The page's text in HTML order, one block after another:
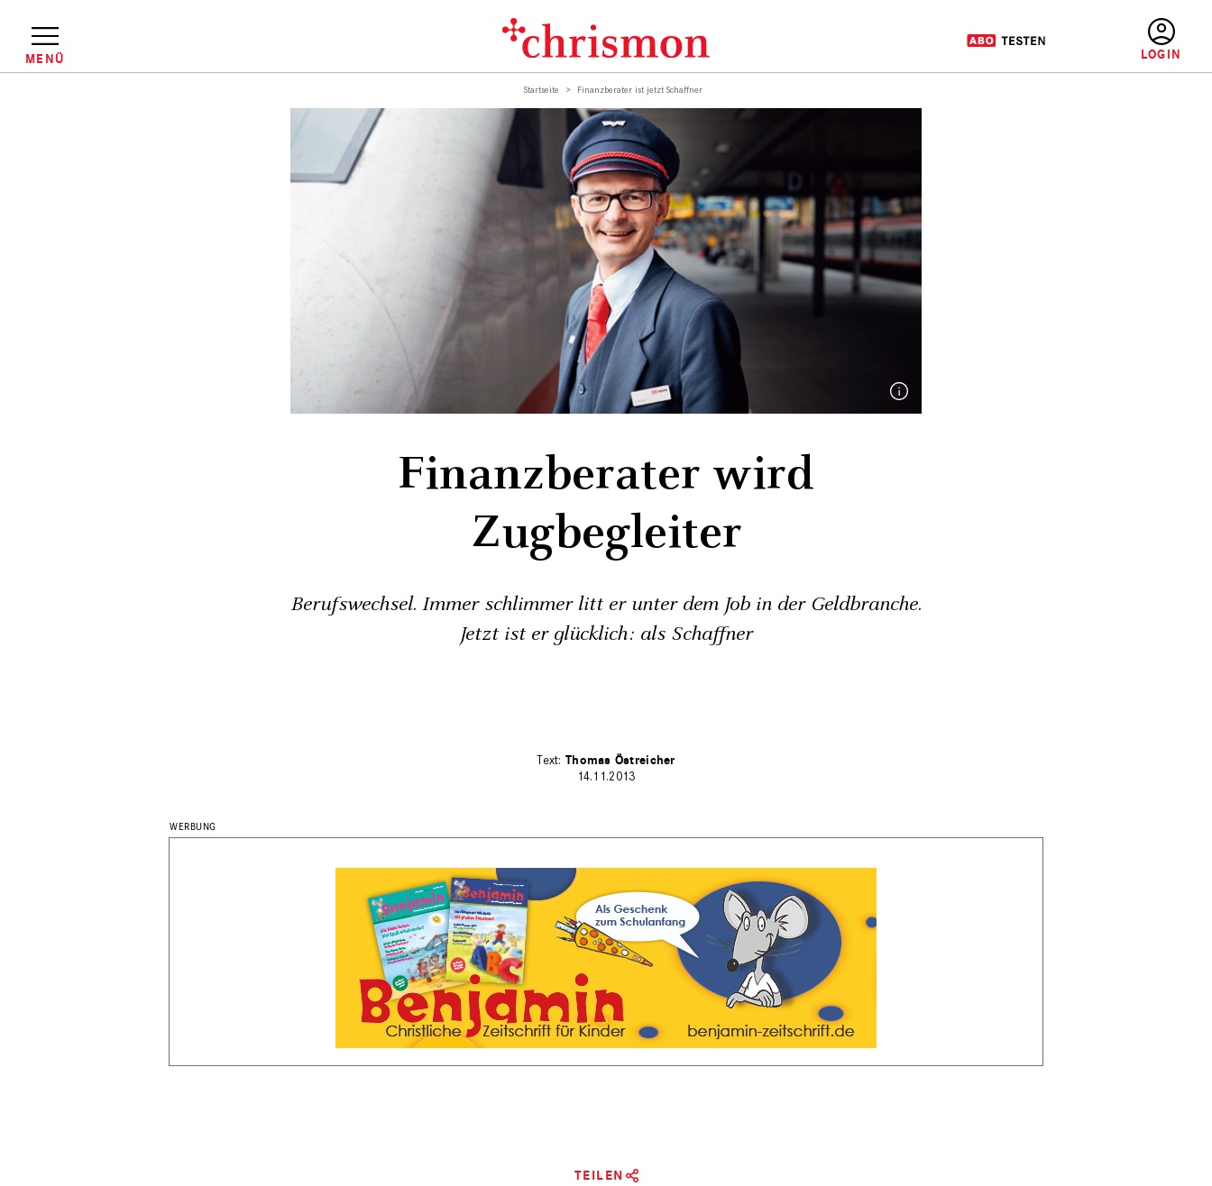
Inhalt
MENÜ
Startseite Finanzberater ist jetzt Schaffner
Finanzberater wird
Zugbegleiter
Berufswechsel. Immer schlimmer litt er unter dem Job in der Geldbranche.
Jetzt ist er glücklich: als Schaffner
Thomas Östreicher
14.11.2013
TEILEN